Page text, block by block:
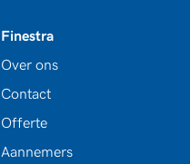
Finestra
Over ons
Contact
Offerte
Aannemers